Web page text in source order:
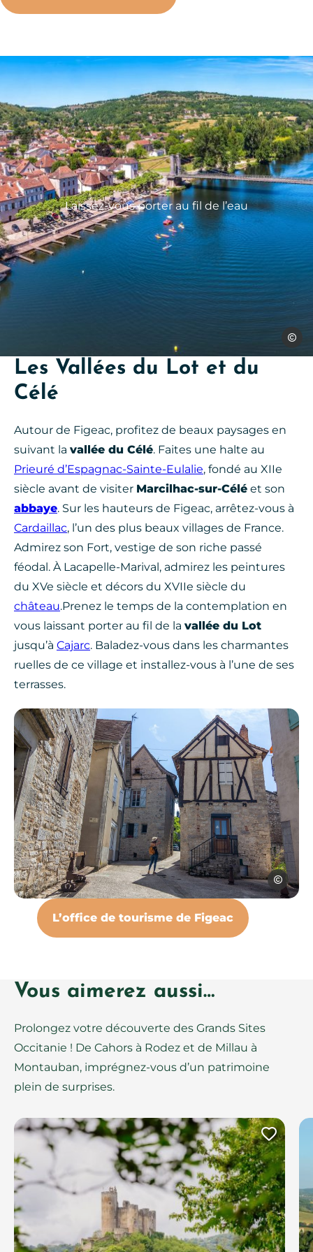
Lot
Laissez-vous porter au fil de l’eau
Les Vallées du Lot et du
Célé
Autour de Figeac, profitez de beaux paysages en
suivant la vallée du Célé. Faites une halte au
Prieuré d’Espagnac-Sainte-Eulalie, fondé au XIIe
siècle avant de visiter Marcilhac-sur-Célé et son
abbaye. Sur les hauteurs de Figeac, arrêtez-vous à
Cardaillac, l’un des plus beaux villages de France.
Admirez son Fort, vestige de son riche passé
féodal. À Lacapelle-Marival, admirez les peintures
du XVe siècle et décors du XVIIe siècle du
château.Prenez le temps de la contemplation en
vous laissant porter au fil de la vallée du Lot
jusqu’à Cajarc. Baladez-vous dans les charmantes
ruelles de ce village et installez-vous à l’une de ses
terrasses.
Cajarc, © C.Novello
C.Novello
L’office de tourisme de Figeac
Vous aimerez aussi…
Prolongez votre découverte des Grands Sites
Occitanie ! De Cahors à Rodez et de Millau à
Montauban, imprégnez-vous d’un patrimoine
plein de surprises.